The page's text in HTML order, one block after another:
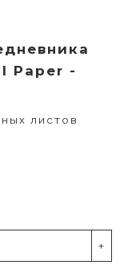
Paper -
листов
+